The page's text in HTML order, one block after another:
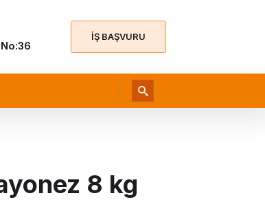
İŞ BAŞVURU
8 kg